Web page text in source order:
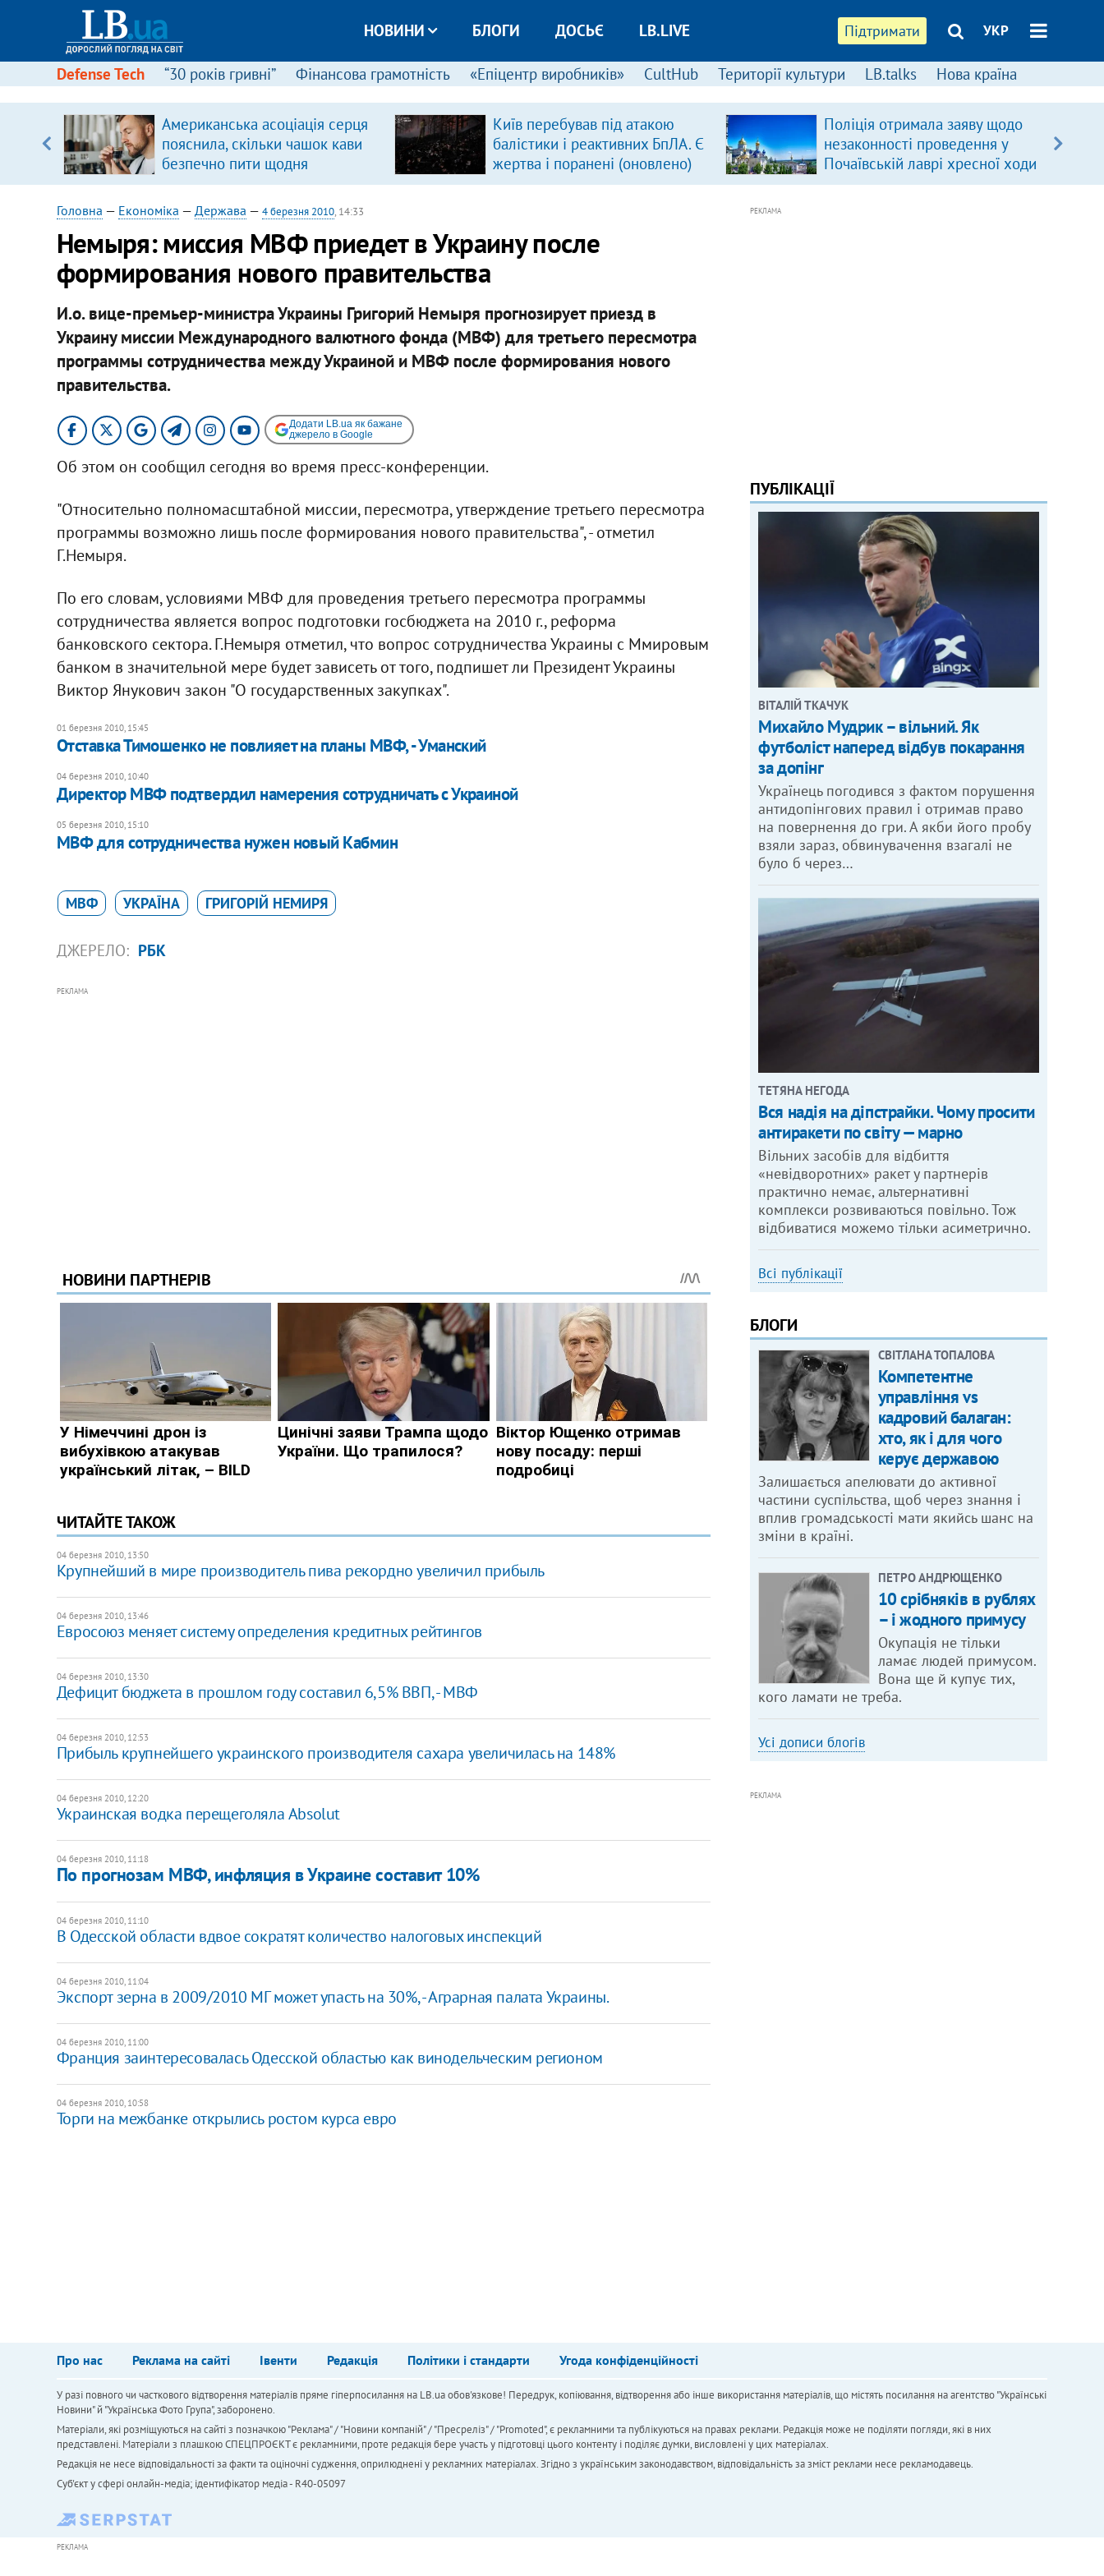
Підтримати УКР
НОВИНИ БЛОГИ ДОСЬЄ LB.LIVE
Defense Tech “30 років гривні” Фінансова грамотність «Епіцентр виробників» CultHub Території культури LB.talks Нова країна
Американська асоціація серця
пояснила, скільки чашок кави
безпечно пити щодня
Київ перебував під атакою
балістики і реактивних БпЛА. Є
жертва і поранені (оновлено)
Поліція отримала заяву щодо
незаконності проведення у
Почаївській лаврі хресної ходи
Головна — Економіка — Держава — 4 березня 2010, 14:33
Немыря: миссия МВФ приедет в Украину после
формирования нового правительства
И.о. вице-премьер-министра Украины Григорий Немыря прогнозирует приезд в
Украину миссии Международного валютного фонда (МВФ) для третьего пересмотра
программы сотрудничества между Украиной и МВФ после формирования нового
правительства.
Додати LB.ua як бажане
джерело в Google
Об этом он сообщил сегодня во время пресс-конференции.
"Относительно полномасштабной миссии, пересмотра, утверждение третьего пересмотра
программы возможно лишь после формирования нового правительства", - отметил
Г.Немыря.
По его словам, условиями МВФ для проведения третьего пересмотра программы
сотрудничества является вопрос подготовки госбюджета на 2010 г., реформа
банковского сектора. Г.Немыря отметил, что вопрос сотрудничества Украины с Ммировым
банком в значительной мере будет зависеть от того, подпишет ли Президент Украины
Виктор Янукович закон "О государственных закупках".
01 березня 2010, 15:45
Отставка Тимошенко не повлияет на планы МВФ, - Уманский
04 березня 2010, 10:40
Директор МВФ подтвердил намерения сотрудничать с Украиной
05 березня 2010, 15:10
МВФ для сотрудничества нужен новый Кабмин
МВФ УКРАЇНА ГРИГОРІЙ НЕМИРЯ
ДЖЕРЕЛО: РБК
РЕКЛАМА
ЧИТАЙТЕ ТАКОЖ
04 березня 2010, 13:50
Крупнейший в мире производитель пива рекордно увеличил прибыль
04 березня 2010, 13:46
Евросоюз меняет систему определения кредитных рейтингов
04 березня 2010, 13:30
Дефицит бюджета в прошлом году составил 6,5% ВВП, - МВФ
04 березня 2010, 12:53
Прибыль крупнейшего украинского производителя сахара увеличилась на 148%
04 березня 2010, 12:20
Украинская водка перещеголяла Absolut
04 березня 2010, 11:18
По прогнозам МВФ, инфляция в Украине составит 10%
04 березня 2010, 11:10
В Одесской области вдвое сократят количество налоговых инспекций
04 березня 2010, 11:04
Экспорт зерна в 2009/2010 МГ может упасть на 30%, - Аграрная палата Украины.
04 березня 2010, 11:00
Франция заинтересовалась Одесской областью как винодельческим регионом
04 березня 2010, 10:58
Торги на межбанке открылись ростом курса евро
РЕКЛАМА
ПУБЛІКАЦІЇ
ВІТАЛІЙ ТКАЧУК
Михайло Мудрик – вільний. Як
футболіст наперед відбув покарання
за допінг
Українець погодився з фактом порушення
антидопінгових правил і отримав право
на повернення до гри. А якби його пробу
взяли зараз, обвинувачення взагалі не
було б через…
ТЕТЯНА НЕГОДА
Вся надія на діпстрайки. Чому просити
антиракети по світу — марно
Вільних засобів для відбиття
«невідворотних» ракет у партнерів
практично немає, альтернативні
комплекси розвиваються повільно. Тож
відбиватися можемо тільки асиметрично.
Всі публікації
БЛОГИ
СВІТЛАНА ТОПАЛОВА
Компетентне
управління vs
кадровий балаган:
хто, як і для чого
керує державою
Залишається апелювати до активної
частини суспільства, щоб через знання і
вплив громадськості мати якийсь шанс на
зміни в країні.
ПЕТРО АНДРЮЩЕНКО
10 срібняків в рублях
– і жодного примусу
Окупація не тільки
ламає людей примусом.
Вона ще й купує тих,
кого ламати не треба.
Усі дописи блогів
РЕКЛАМА
Про нас Реклама на сайті Івенти Редакція Політики і стандарти Угода конфіденційності
У разі повного чи часткового відтворення матеріалів пряме гіперпосилання на LB.ua обов'язкове! Передрук, копіювання, відтворення або інше використання матеріалів, що містять посилання на агентство "Українськi
Новини" й "Українська Фото Група", заборонено.
Матеріали, які розміщуються на сайті з позначкою "Реклама" / "Новини компаній" / "Пресреліз" / "Promoted", є рекламними та публікуються на правах реклами. Редакція може не поділяти погляди, які в них
представлені. Матеріали з плашкою СПЕЦПРОЄКТ є рекламними, проте редакція бере участь у підготовці цього контенту і поділяє думки, висловлені у цих матеріалах.
Редакція не несе відповідальності за факти та оціночні судження, оприлюднені у рекламних матеріалах. Згідно з українським законодавством, відповідальність за зміст реклами несе рекламодавець.
Cуб'єкт у сфері онлайн-медіа; ідентифікатор медіа - R40-05097
РЕКЛАМА